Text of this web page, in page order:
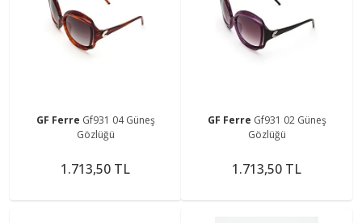
GF Ferre Gf931 04 Güneş
Gözlüğü
1.713,50 TL
GF Ferre Gf931 02 Güneş
Gözlüğü
1.713,50 TL